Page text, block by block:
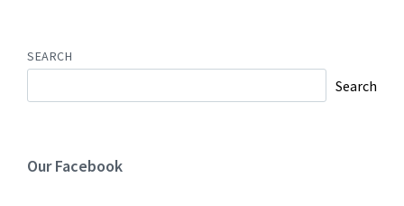
SEARCH
Search
Our Facebook